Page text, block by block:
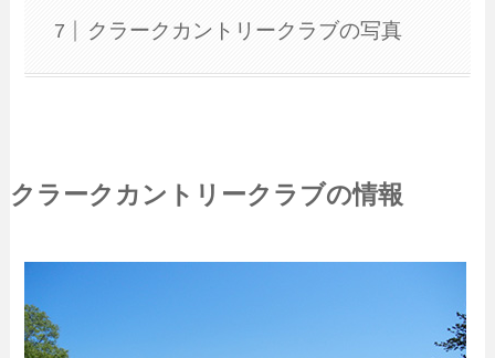
クラークカントリークラブの写真
クラークカントリークラブの情報